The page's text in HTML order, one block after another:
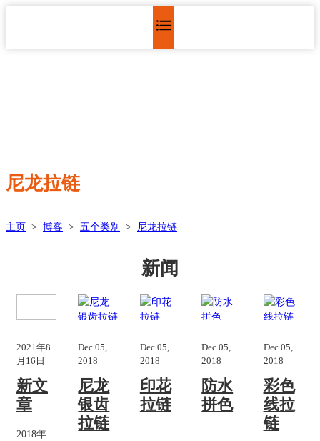
尼龙拉链
主页 > 博客 > 五个类别 > 尼龙拉链
新闻
2021年8
月16日
新文
章
2018年
Dec 05,
2018
尼龙
银齿
拉链
Dec 05,
2018
印花
拉链
Dec 05,
2018
防水
拼色
Dec 05,
2018
彩色
线拉
链